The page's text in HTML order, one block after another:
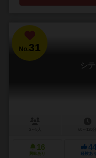
No.31
シ
16
興味あり
44
経験あり